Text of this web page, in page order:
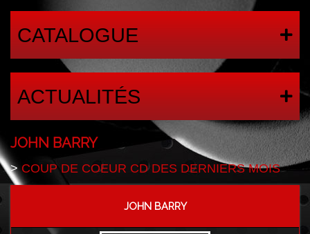
CATALOGUE
ACTUALITÉS
JOHN BARRY
>COUP DE COEUR CD DES DERNIERS MOIS
JOHN BARRY